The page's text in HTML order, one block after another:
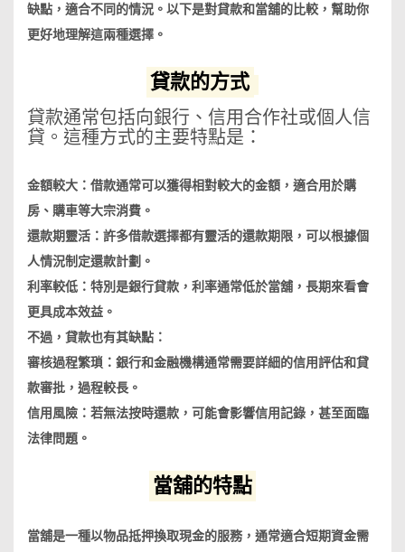
缺點，適合不同的情況。以下是對貸款和當舖的比較，幫助你
更好地理解這兩種選擇。
貸款的方式
貸款通常包括向銀行、信用合作社或個人信
貸。這種方式的主要特點是：
金額較大：借款通常可以獲得相對較大的金額，適合用於購
房、購車等大宗消費。
還款期靈活：許多借款選擇都有靈活的還款期限，可以根據個
人情況制定還款計劃。
利率較低：特別是銀行貸款，利率通常低於當舖，長期來看會
更具成本效益。
不過，貸款也有其缺點：
審核過程繁瑣：銀行和金融機構通常需要詳細的信用評估和貸
款審批，過程較長。
信用風險：若無法按時還款，可能會影響信用記錄，甚至面臨
法律問題。
當舖的特點
當舖是一種以物品抵押換取現金的服務，通常適合短期資金需